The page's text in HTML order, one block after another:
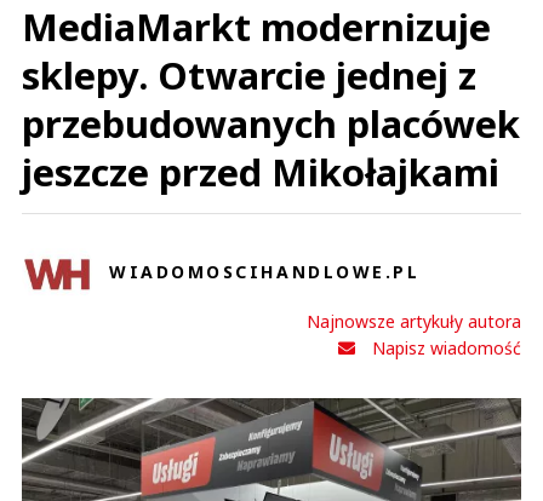
MediaMarkt modernizuje
sklepy. Otwarcie jednej z
przebudowanych placówek
jeszcze przed Mikołajkami
WIADOMOSCIHANDLOWE.PL
Najnowsze artykuły autora
Napisz wiadomość